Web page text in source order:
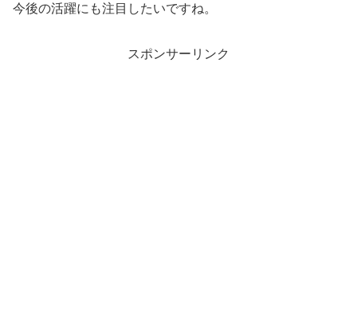
今後の活躍にも注目したいですね。
スポンサーリンク